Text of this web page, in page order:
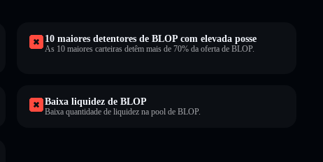
10 maiores detentores de BLOP com elevada posse
As 10 maiores carteiras detêm mais de 70% da oferta de BLOP.
Baixa liquidez de BLOP
Baixa quantidade de liquidez na pool de BLOP.